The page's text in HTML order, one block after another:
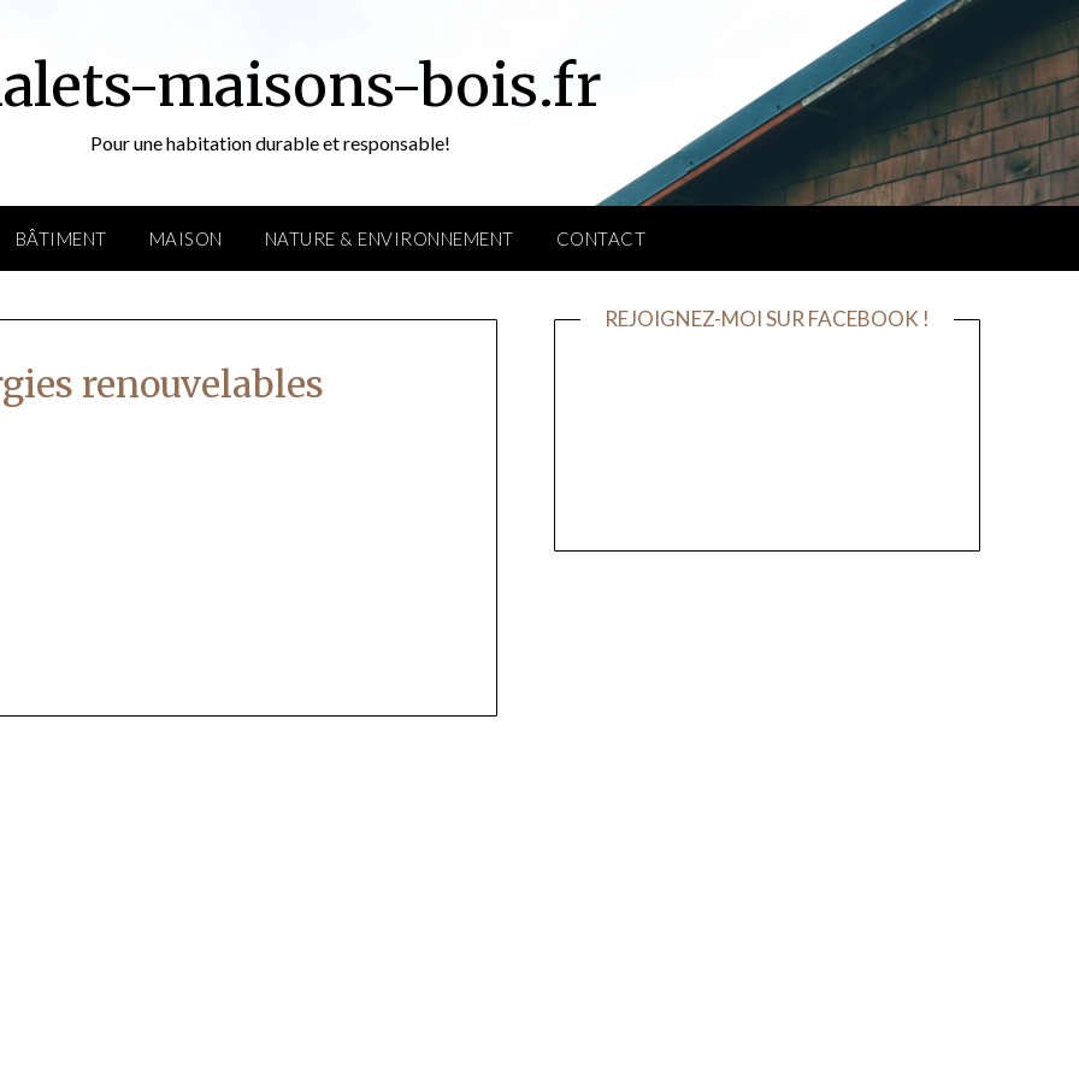
maisons-bois.fr
Pour une habitation durable et responsable!
BÂTIMENT MAISON NATURE & ENVIRONNEMENT CONTACT
renouvelables
REJOIGNEZ-MOI SUR FACEBOOK !